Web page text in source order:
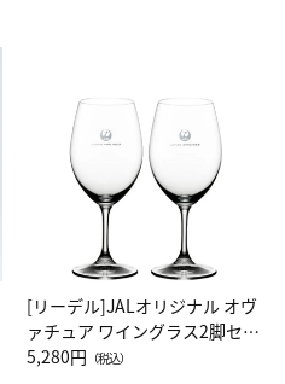
[リーデル]JALオリジナル オヴ
ァチュア ワイングラス2脚セッ
ト（レッドワイン）
5,280円 （税込）